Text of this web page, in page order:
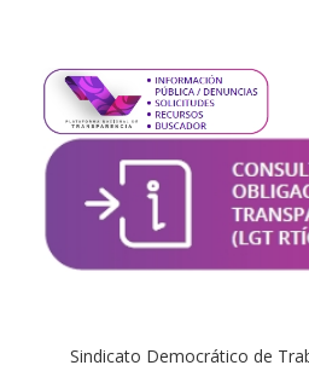
Sindicato Democrático de